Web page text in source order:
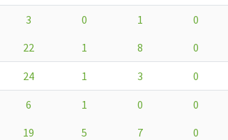
3 0 1 0
22 1 8 0
24 1 3 0
6 1 0 0
19 5 7 0